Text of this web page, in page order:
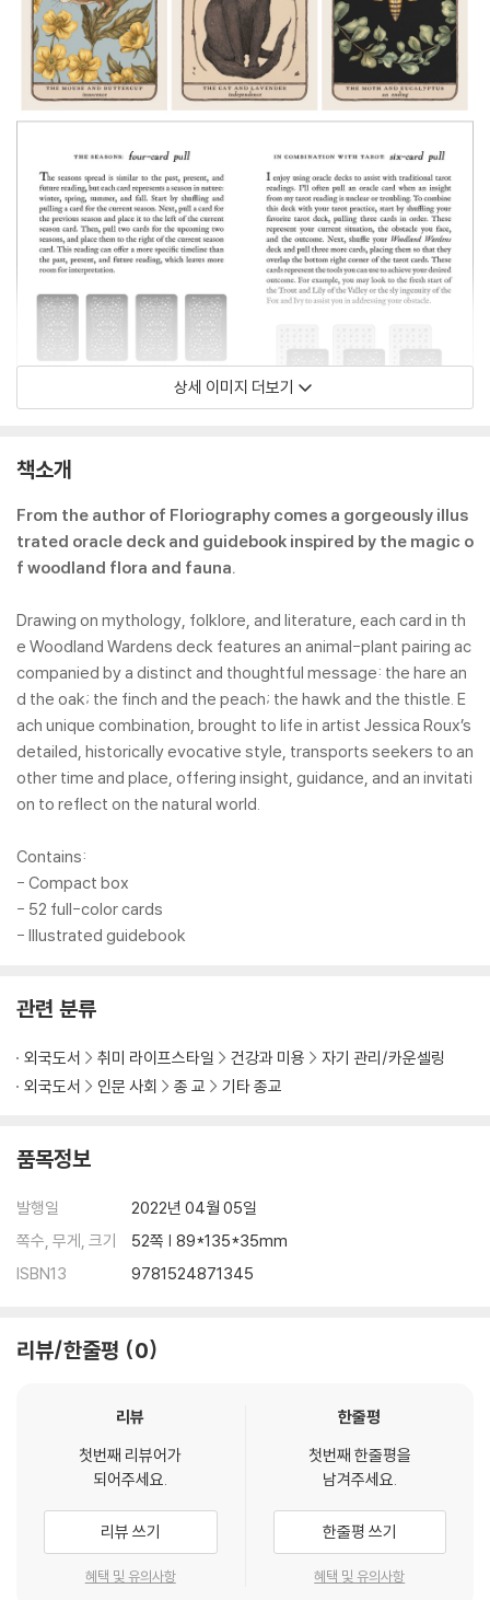
상세 이미지 더보기
책소개
From the author of Floriography comes a gorgeously illus
trated oracle deck and guidebook inspired by the magic o
f woodland flora and fauna.
Drawing on mythology, folklore, and literature, each card in th
e Woodland Wardens deck features an animal-plant pairing ac
companied by a distinct and thoughtful message: the hare an
d the oak; the finch and the peach; the hawk and the thistle. E
ach unique combination, brought to life in artist Jessica Roux’s
detailed, historically evocative style, transports seekers to an
other time and place, offering insight, guidance, and an invitati
on to reflect on the natural world.
Contains:
- Compact box
- 52 full-color cards
- Illustrated guidebook
관련 분류
외국도서 취미 라이프스타일 건강과 미용
자기 관리/카운셀링
외국도서
인문 사회 종 교 기타 종교
품목정보
발행일
2022년 04월 05일
쪽수, 무게, 크기
52쪽 | 89*135*35mm
ISBN13
9781524871345
리뷰/한줄평 0
리뷰
첫번째 리뷰어가
되어주세요.
리뷰 쓰기
혜택 및 유의사항
한줄평
첫번째 한줄평을
남겨주세요.
한줄평 쓰기
혜택 및 유의사항